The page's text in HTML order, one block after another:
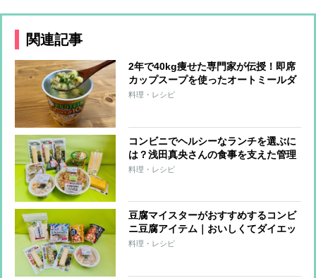
関連記事
2年で40kg痩せた専門家が伝授！即席
カップスープを使ったオートミールダ
イエット
料理・レシピ
コンビニでヘルシーなランチを選ぶに
は？浅田真央さんの食事を支えた管理
栄養士がすすめる「たんぱく質強化」
料理・レシピ
豆腐マイスターがおすすめするコンビ
ニ豆腐アイテム｜おいしくてダイエッ
トに役立つ8品
料理・レシピ